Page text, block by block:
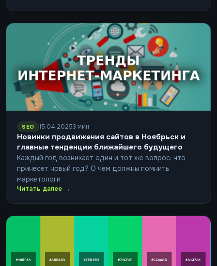
SEO 15.04.20253 мин
Новинки продвижения сайтов в Ноябрьск и
главные тенденции ближайшего будущего
Каждый год возникает один и тот же вопрос: что
принесет новый год? О чем должны помнить
маркетологи
Читать далее →